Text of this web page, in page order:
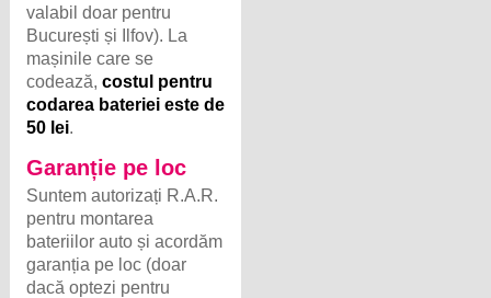
valabil doar pentru
București și Ilfov). La
mașinile care se
codează,costul pentru
codarea bateriei este de
50 lei.
Garanție pe loc
Suntem autorizați R.A.R.
pentru montarea
bateriilor auto și acordăm
garanția pe loc (doar
dacă optezi pentru